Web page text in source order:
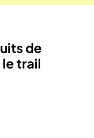
de
trail